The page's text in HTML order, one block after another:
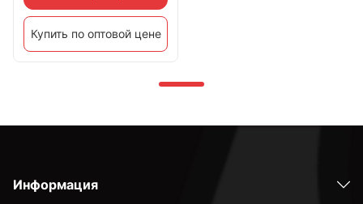
Купить по оптовой цене
Информация